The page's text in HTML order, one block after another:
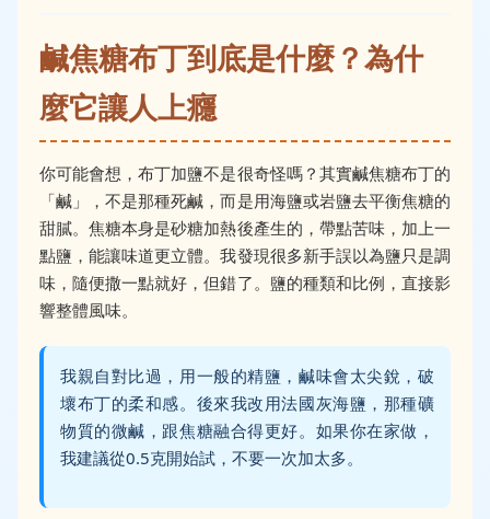
鹹焦糖布丁到底是什麼？為什
麼它讓人上癮
你可能會想，布丁加鹽不是很奇怪嗎？其實鹹焦糖布丁的
「鹹」，不是那種死鹹，而是用海鹽或岩鹽去平衡焦糖的
甜膩。焦糖本身是砂糖加熱後產生的，帶點苦味，加上一
點鹽，能讓味道更立體。我發現很多新手誤以為鹽只是調
味，隨便撒一點就好，但錯了。鹽的種類和比例，直接影
響整體風味。
我親自對比過，用一般的精鹽，鹹味會太尖銳，破
壞布丁的柔和感。後來我改用法國灰海鹽，那種礦
物質的微鹹，跟焦糖融合得更好。如果你在家做，
我建議從0.5克開始試，不要一次加太多。